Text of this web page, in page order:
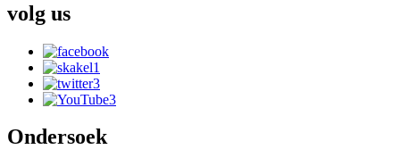
volg us
Ondersoek